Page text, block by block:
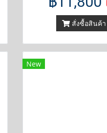
สั่งซื้อสินค้า
New